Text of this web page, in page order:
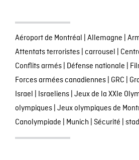
Aéroport de Montréal | Allemagne |
Attentats terroristes| carrousel |
Conflits armés| Défense nationale |
Forces armées canadiennes| GRC |
Israel | Israeliens| Jeux de la XXIe
olympiques| Jeux olympiques de
Canolympiade | Munich | Sécurité |